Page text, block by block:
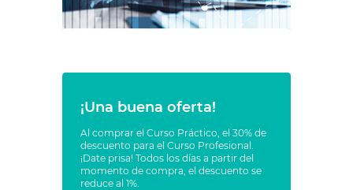
¡Una buena oferta!
Al comprar el Curso Práctico, el 30% de
descuento para el Curso Profesional.
¡Date prisa! Todos los días a partir del
momento de compra, el descuento se
reduce al 1%.